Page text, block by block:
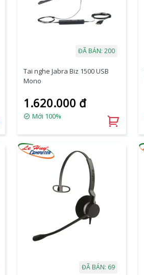
ĐÃ BÁN: 200
Tai nghe Jabra Biz 1500 USB
Mono
1.620.000 đ
Mới 100%
ĐÃ BÁN: 69